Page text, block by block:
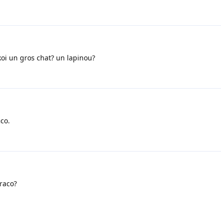
un gros chat? un lapinou?